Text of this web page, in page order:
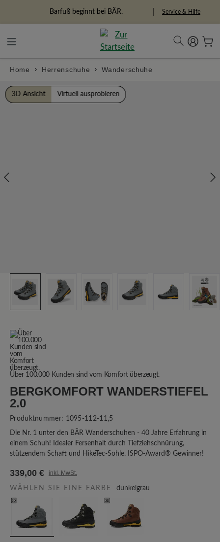
Freiheitspioniere Service & Hilfe
Home Herrenschuhe Wanderschuhe
Bildergalerie überspringen
3D Ansicht Virtuell ausprobieren
Über 100.000 Kunden sind vom Komfort überzeugt.
BERGKOMFORT WANDERSTIEFEL
2.0
Produktnummer: 1095-112-11,5
Die Nr. 1 unter den BÄR Wanderschuhen - 40 Jahre Erfahrung in
einem Schuh! Idealer Fersenhalt durch Tiefziehschnürung,
stützendem Schaft und HikeTec-Sohle. ISPO-Award® Gewinner!
339,00 € inkl. MwSt.
WÄHLEN SIE EINE FARBE dunkelgrau